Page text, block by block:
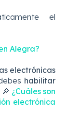
el
Alegra?
electrónicas
habilitar
🔎 ¿Cuáles son
electrónica